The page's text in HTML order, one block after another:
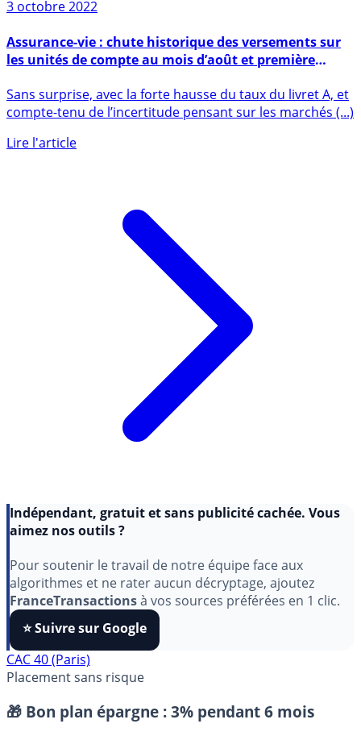
3 octobre 2022
Assurance-vie : chute historique des versements sur
les unités de compte au mois d’août et première
décollecte de l’année
compte-tenu de l’incertitude pensant sur les marchés (...)
aimez nos outils ?
Pour soutenir le travail de notre équipe face aux
algorithmes et ne rater aucun décryptage, ajoutez
FranceTransactionsà vos sources préférées en 1 clic.
⭐️ Suivre sur Google
Placement sans risque